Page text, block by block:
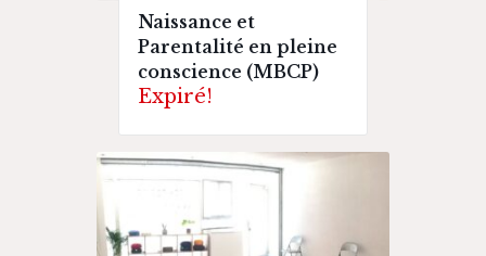
Naissance et
Parentalité en pleine
conscience (MBCP)
Expiré!